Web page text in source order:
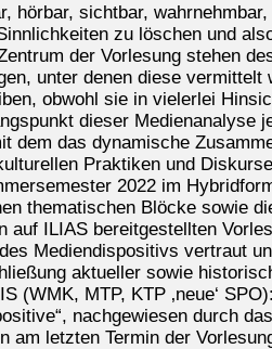
hörbar, sichtbar,
zu löschen und
der Vorlesung stehen
unter denen diese
obwohl sie in vielerlei
dieser
dem das dynamische
Praktiken und
2022 im
thematischen Blöcke sowie
auf ILIAS bereitgestellten
Mediendispositivs vertraut
aktueller sowie
(WMK, MTP, KTP ‚neue‘
nachgewiesen durch
am letzten Termin der